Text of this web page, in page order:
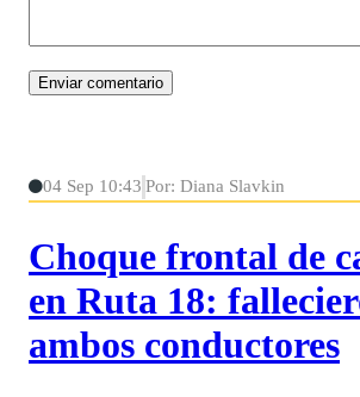
04 Sep 10:43 Por: Diana Slavkin
Choque frontal de
en Ruta 18:
ambos conductores